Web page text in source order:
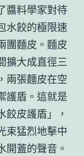
醬料學家對待
水餃的極限速
團麵皮。麵皮
擴大成直徑三
兩張麵皮在空
護盾。這就是
皮護盾」，
束猛烈地擊中
開蓋的聲音。